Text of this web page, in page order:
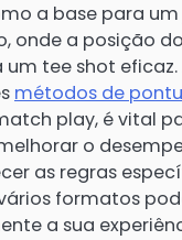
a base para
onde a posição
um tee shot
métodos de
play, é vital
o
as regras
formatos
a sua